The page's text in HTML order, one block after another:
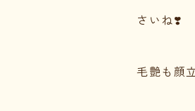
さいね❣️
毛艶も顔